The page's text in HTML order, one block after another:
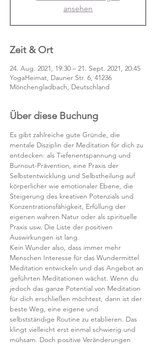
ansehen
Zeit & Ort
24. Aug. 2021, 19:30 – 21. Sept. 2021, 20:45
YogaHeimat, Dauner Str. 6, 41236
Mönchengladbach, Deutschland
Über diese Buchung
Es gibt zahlreiche gute Gründe, die
mentale Disziplin der Meditation für dich zu
entdecken: als Tiefenentspannung und
Burnout-Prävention, eine Praxis der
Selbstentwicklung und Selbstheilung auf
körperlicher wie emotionaler Ebene, die
Steigerung des kreativen Potenzials und
Konzentrationsfähigkeit, Erfüllung der
eigenen wahren Natur oder als spirituelle
Praxis usw. Die Liste der positiven
Auswirkungen ist lang.
Kein Wunder also, dass immer mehr
Menschen Interesse für das Wundermittel
Meditation entwickeln und das Angebot an
geführten Meditationen wächst. Wenn du
jedoch das ganze Potential von Meditation
für dich erschließen möchtest, dann ist der
beste Weg, eine eigene und
selbstständige Routine zu etablieren. Das
klingt vielleicht erst einmal schwierig und
mühsam. Doch positive Veränderungen